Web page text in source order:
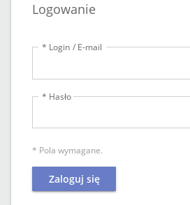
Logowanie
* Login / E-mail
* Hasło
* Pola wymagane.
Zaloguj się